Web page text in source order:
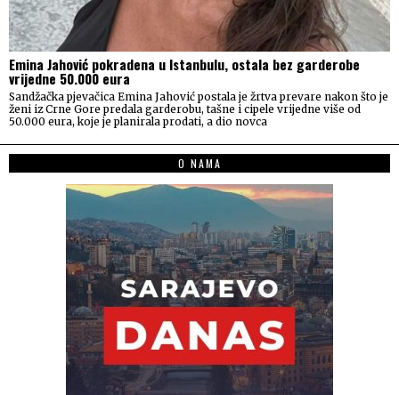
Emina Jahović pokradena u Istanbulu, ostala bez garderobe
vrijedne 50.000 eura
Sandžačka pjevačica Emina Jahović postala je žrtva prevare nakon što je
ženi iz Crne Gore predala garderobu, tašne i cipele vrijedne više od
50.000 eura, koje je planirala prodati, a dio novca
O NAMA